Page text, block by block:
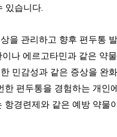
있습니다.
을 관리하고 향후 편두통
나 에르고타민과 같은 약
민감성과 같은 증상을 완
한 편두통을 경험하는 개인
항경련제와 같은 예방 약물